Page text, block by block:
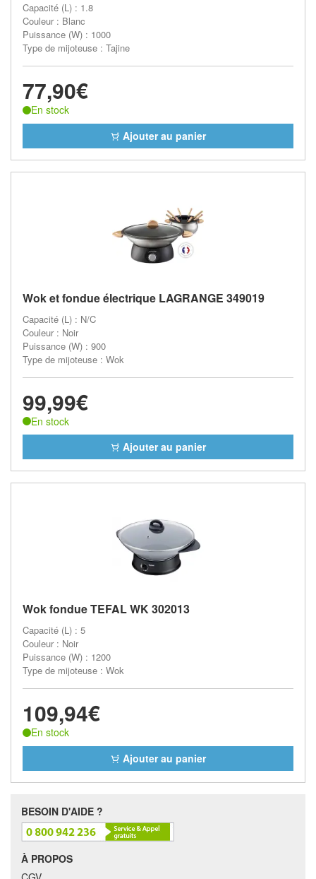
Capacité (L) : 1.8
Couleur : Blanc
Puissance (W) : 1000
Type de mijoteuse : Tajine
77,90€
En stock
Ajouter au panier
Wok et fondue électrique LAGRANGE 349019
Capacité (L) : N/C
Couleur : Noir
Puissance (W) : 900
Type de mijoteuse : Wok
99,99€
En stock
Ajouter au panier
Wok fondue TEFAL WK 302013
Capacité (L) : 5
Couleur : Noir
Puissance (W) : 1200
Type de mijoteuse : Wok
109,94€
En stock
Ajouter au panier
BESOIN D'AIDE ?
À PROPOS